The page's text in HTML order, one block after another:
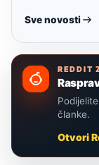
Sve novosti
REDDIT
članke.
Otvori